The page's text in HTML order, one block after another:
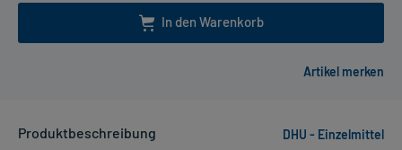
In den Warenkorb
Produktbeschreibung
DHU - Einzelmittel